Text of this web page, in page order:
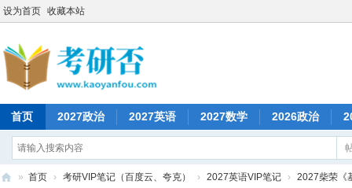
设为首页 收藏本站
首页 2027政治 2027英语 2027数学 2026政治
» 首页 › 考研VIP笔记（百度云、夸克） › 2027英语VIP笔记 › 2027柴荣《